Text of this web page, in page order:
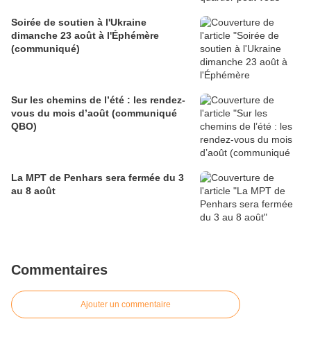
Soirée de soutien à l'Ukraine
dimanche 23 août à l'Éphémère
(communiqué)
Sur les chemins de l’été : les rendez-
vous du mois d’août (communiqué
QBO)
La MPT de Penhars sera fermée du 3
au 8 août
Commentaires
Ajouter un commentaire